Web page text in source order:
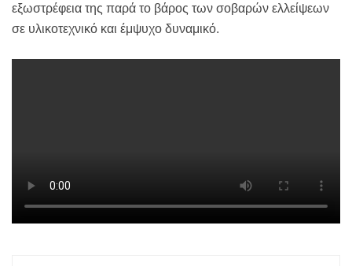
εξωστρέφεια της παρά το βάρος των σοβαρών ελλείψεων
σε υλικοτεχνικό και έμψυχο δυναμικό.